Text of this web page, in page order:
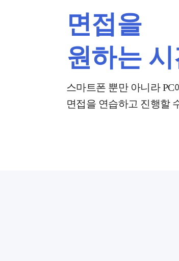
면접을
원하는
스마트폰 뿐만 아니라 PC
면접을 연습하고 진행할